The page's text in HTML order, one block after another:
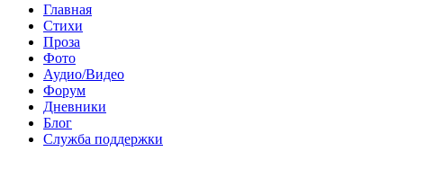
Главная
Стихи
Проза
Фото
Аудио/Видео
Форум
Дневники
Блог
Служба поддержки